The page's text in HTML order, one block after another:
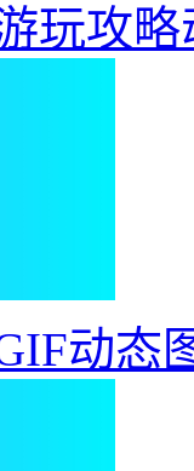
玩攻
动态